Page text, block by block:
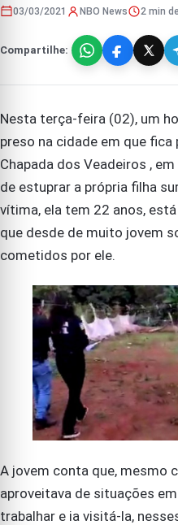
03/03/2021 NBO News 2 min
Compartilhe:
Nesta terça-feira (02), um
preso na cidade em que
Chapada dos Veadeiros ,
de estuprar a própria filha
vítima, ela tem 22 anos,
que desde de muito jovem
cometidos por ele.
A jovem conta que, mesmo
aproveitava de situações
trabalhar e ia visitá-la,